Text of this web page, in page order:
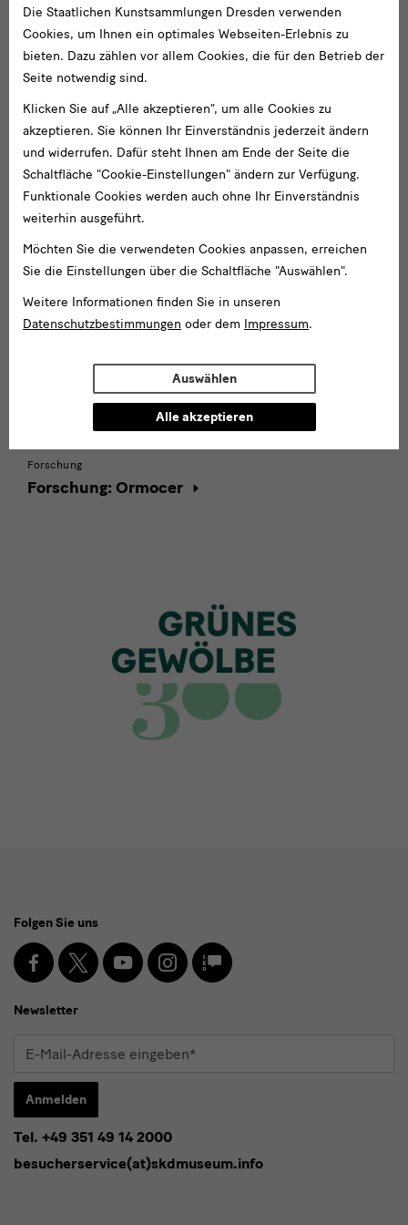
Einblicke
Einblicke: Farbiges Elfenbein
Forschung
Forschung: Ormocer
Die Staatlichen Kunstsammlungen Dresden verwenden
Cookies, um Ihnen ein optimales Webseiten-Erlebnis zu
bieten. Dazu zählen vor allem Cookies, die für den Betrieb der
Seite notwendig sind.
Klicken Sie auf „Alle akzeptieren“, um alle Cookies zu
akzeptieren. Sie können Ihr Einverständnis jederzeit ändern
und widerrufen. Dafür steht Ihnen am Ende der Seite die
Schaltfläche "Cookie-Einstellungen" ändern zur Verfügung.
Funktionale Cookies werden auch ohne Ihr Einverständnis
weiterhin ausgeführt.
Möchten Sie die verwendeten Cookies anpassen, erreichen
Sie die Einstellungen über die Schaltfläche "Auswählen".
Weitere Informationen finden Sie in unseren
Datenschutzbestimmungen oder dem Impressum.
Auswählen
Alle akzeptieren
Media
und
Newsletter
Folgen Sie uns
Facebook
X YoutubeInstagramSKD
Blog
Newsletter
E-
Adresse
Anmelden
* Pflichtfeld
Ich stimme derDatenschutzerklärung
Tel. +49 351 49 14 2000
besucherservice(at)skdmuseum.info